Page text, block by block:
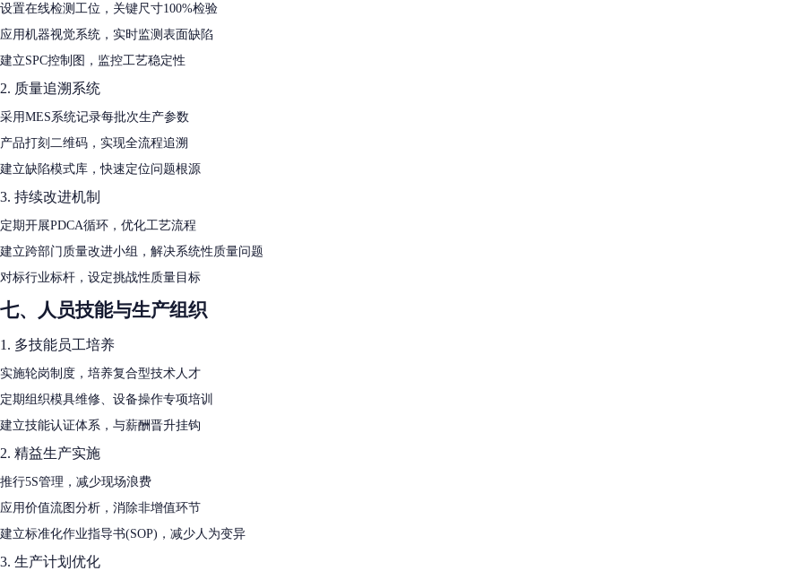
设置在线检测工位，关键尺寸100%检验
应用机器视觉系统，实时监测表面缺陷
建立SPC控制图，监控工艺稳定性
2. 质量追溯系统
采用MES系统记录每批次生产参数
产品打刻二维码，实现全流程追溯
建立缺陷模式库，快速定位问题根源
3. 持续改进机制
定期开展PDCA循环，优化工艺流程
建立跨部门质量改进小组，解决系统性质量问题
对标行业标杆，设定挑战性质量目标
七、人员技能与生产组织
1. 多技能员工培养
实施轮岗制度，培养复合型技术人才
定期组织模具维修、设备操作专项培训
建立技能认证体系，与薪酬晋升挂钩
2. 精益生产实施
推行5S管理，减少现场浪费
应用价值流图分析，消除非增值环节
建立标准化作业指导书(SOP)，减少人为变异
3. 生产计划优化